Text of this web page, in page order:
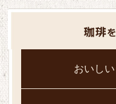
おいし